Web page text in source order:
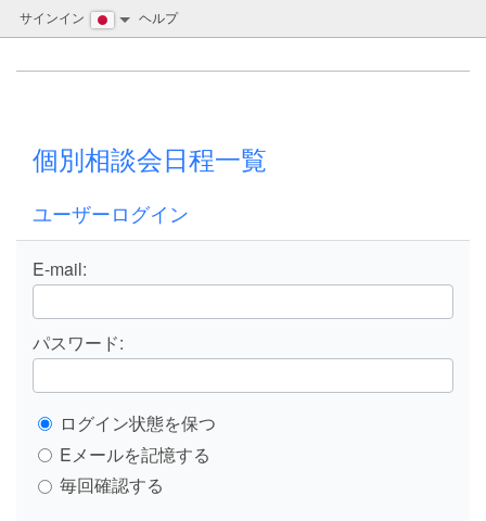
サインイン ヘルプ
個別相談会日程一覧
ユーザーログイン
E-mail:
パスワード:
ログイン状態を保つ
Eメールを記憶する
毎回確認する